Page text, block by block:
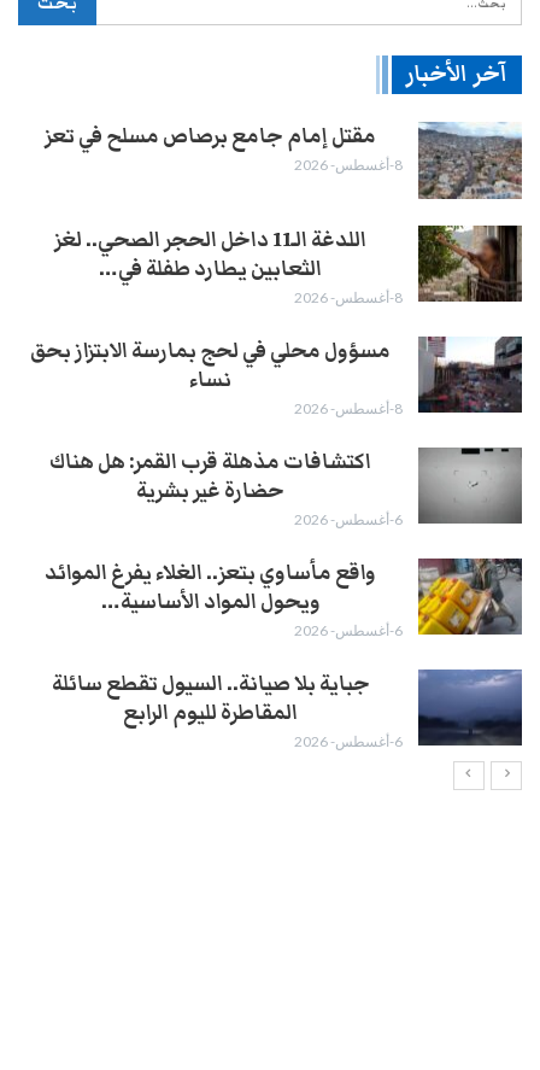
آخر الأخبار
مقتل إمام جامع برصاص مسلح في تعز
8-أغسطس- 2026
اللدغة الـ11 داخل الحجر الصحي.. لغز
الثعابين يطارد طفلة في…
8-أغسطس- 2026
مسؤول محلي في لحج بمارسة الابتزاز بحق
نساء
8-أغسطس- 2026
اكتشافات مذهلة قرب القمر: هل هناك
حضارة غير بشرية
6-أغسطس- 2026
واقع مأساوي بتعز.. الغلاء يفرغ الموائد
ويحول المواد الأساسية…
6-أغسطس- 2026
جباية بلا صيانة.. السيول تقطع سائلة
المقاطرة لليوم الرابع
6-أغسطس- 2026